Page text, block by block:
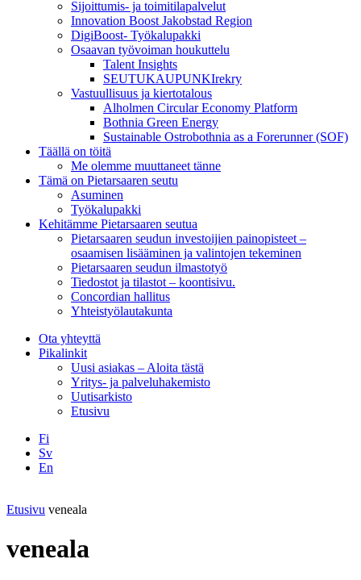
Sijoittumis- ja toimitilapalvelut
Innovation Boost Jakobstad Region
DigiBoost- Työkalupakki
Osaavan työvoiman houkuttelu
Talent Insights
SEUTUKAUPUNKIrekry
Vastuullisuus ja kiertotalous
Alholmen Circular Economy Platform
Bothnia Green Energy
Sustainable Ostrobothnia as a Forerunner (SOF)
Täällä on töitä
Me olemme muuttaneet tänne
Tämä on Pietarsaaren seutu
Asuminen
Työkalupakki
Kehitämme Pietarsaaren seutua
Pietarsaaren seudun investoijien painopisteet –
osaamisen lisääminen ja valintojen tekeminen
Pietarsaaren seudun ilmastotyö
Tiedostot ja tilastot – koontisivu.
Concordian hallitus
Yhteistyölautakunta
Ota yhteyttä
Pikalinkit
Uusi asiakas – Aloita tästä
Yritys- ja palveluhakemisto
Uutisarkisto
Etusivu
Fi
Sv
En
Etusivu veneala
veneala